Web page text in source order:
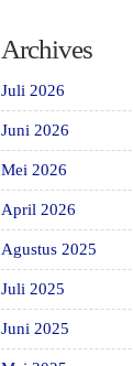
Archives
Juli 2026
Juni 2026
Mei 2026
April 2026
Agustus 2025
Juli 2025
Juni 2025